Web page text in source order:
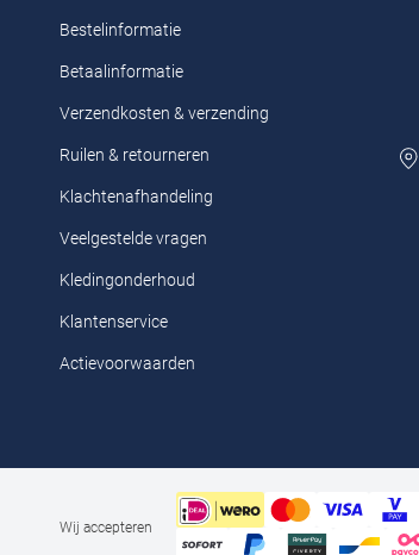
Bestelinformatie
Betaalinformatie
Verzendkosten & verzending
Ruilen & retourneren
Klachtenafhandeling
Veelgestelde vragen
Kledingonderhoud
Klantenservice
Actievoorwaarden
Wij accepteren